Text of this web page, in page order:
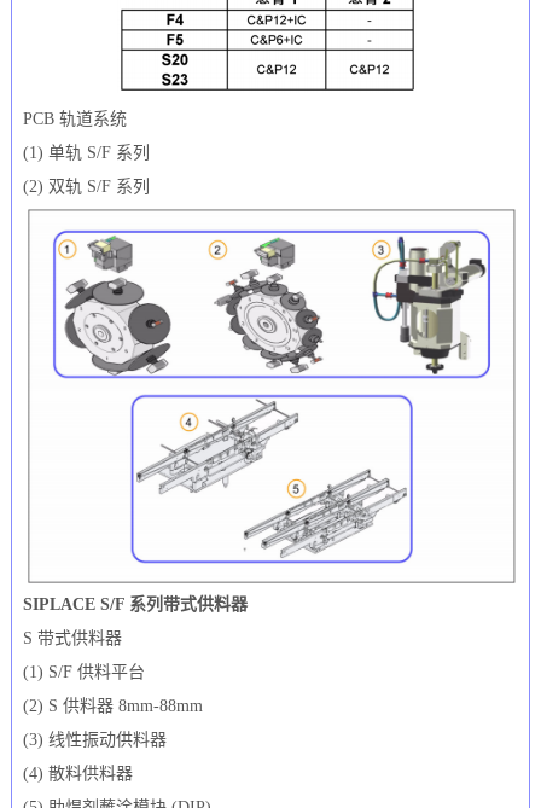
PCB 轨道系统
(1) 单轨 S/F 系列
(2) 双轨 S/F 系列
SIPLACE S/F 系列带式供料器
S 带式供料器
(1) S/F 供料平台
(2) S 供料器 8mm-88mm
(3) 线性振动供料器
(4) 散料供料器